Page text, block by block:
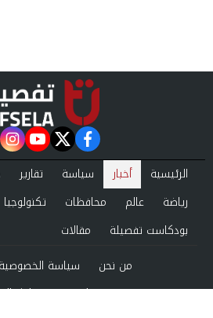
facebook
twitter
الرئيسية أخبار سياسة تقارير
رياضة
عالم محافظات تكنولوجيا
بودكاست تفصيلة
مقالات
من نحن
سياسة الخصوصية
Rights Reserved.